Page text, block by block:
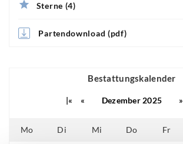
Sterne (4)
Partendownload (pdf)
Bestattungskalender
|« « Dezember 2025 »
Mo Di Mi Do Fr